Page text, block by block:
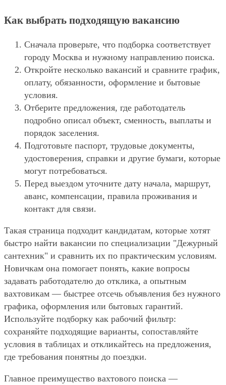
Как выбрать подходящую вакансию
Сначала проверьте, что подборка соответствует
городу Москва и нужному направлению поиска.
Откройте несколько вакансий и сравните график,
оплату, обязанности, оформление и бытовые
условия.
Отберите предложения, где работодатель
подробно описал объект, сменность, выплаты и
порядок заселения.
Подготовьте паспорт, трудовые документы,
удостоверения, справки и другие бумаги, которые
могут потребоваться.
Перед выездом уточните дату начала, маршрут,
аванс, компенсации, правила проживания и
контакт для связи.
Такая страница подходит кандидатам, которые хотят
быстро найти вакансии по специализации "Дежурный
сантехник" и сравнить их по практическим условиям.
Новичкам она помогает понять, какие вопросы
задавать работодателю до отклика, а опытным
вахтовикам — быстрее отсечь объявления без нужного
графика, оформления или бытовых гарантий.
Используйте подборку как рабочий фильтр:
сохраняйте подходящие варианты, сопоставляйте
условия в таблицах и откликайтесь на предложения,
где требования понятны до поездки.
Главное преимущество вахтового поиска —